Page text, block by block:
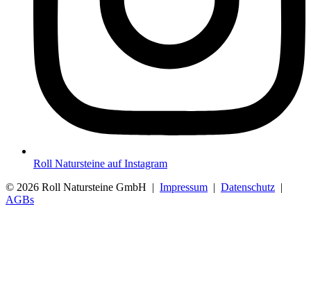
Roll Natursteine auf Instagram
© 2026 Roll Natursteine GmbH | Impressum | Datenschutz |
AGBs